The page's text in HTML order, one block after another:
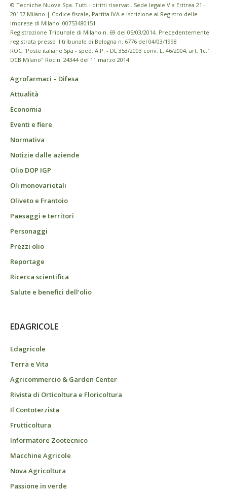
© Tecniche Nuove Spa. Tutti i diritti riservati. Sede legale Via Eritrea 21 -
20157 Milano | Codice fiscale, Partita IVA e Iscrizione al Registro delle
imprese di Milano: 00753480151
Registrazione Tribunale di Milano n. 69 del 05/03/2014. Precedentemente
registrata presso il tribunale di Bologna n. 6776 del 04/03/1998
ROC "Poste italiane Spa - sped. A.P. - DL 353/2003 conv. L. 46/2004, art. 1c.1:
DCB Milano" Roc n. 24344 del 11 marzo 2014
Agrofarmaci – Difesa
Attualità
Economia
Eventi e fiere
Normativa
Notizie dalle aziende
Olio DOP IGP
Oli monovarietali
Oliveto e Frantoio
Paesaggi e territori
Personaggi
Prezzi olio
Reportage
Ricerca scientifica
Salute e benefici dell’olio
EDAGRICOLE
Edagricole
Terra e Vita
Agricommercio & Garden Center
Rivista di Orticoltura e Floricoltura
Il Contoterzista
Frutticoltura
Informatore Zootecnico
Macchine Agricole
Nova Agricoltura
Passione in verde